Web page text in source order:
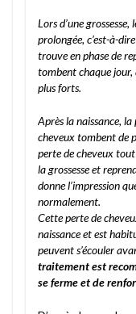
Lors d’une
prolongée, c’est-à-
trouve en phase de
tombent chaque jour,
plus forts.
Après la naissance,
cheveux tombent de
perte de cheveux
la grossesse et
donne l’impression
normalement.
Cette perte de
naissance et est
peuvent s’écouler
traitement est
se ferme et de